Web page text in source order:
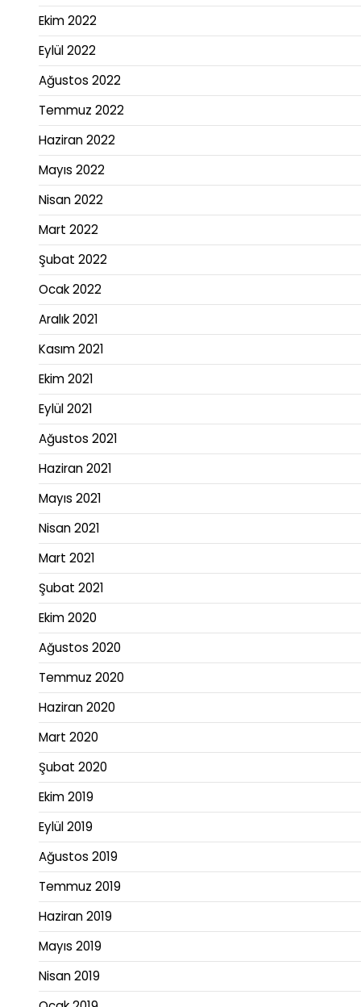
Ekim 2022
Eylül 2022
Ağustos 2022
Temmuz 2022
Haziran 2022
Mayıs 2022
Nisan 2022
Mart 2022
Şubat 2022
Ocak 2022
Aralık 2021
Kasım 2021
Ekim 2021
Eylül 2021
Ağustos 2021
Haziran 2021
Mayıs 2021
Nisan 2021
Mart 2021
Şubat 2021
Ekim 2020
Ağustos 2020
Temmuz 2020
Haziran 2020
Mart 2020
Şubat 2020
Ekim 2019
Eylül 2019
Ağustos 2019
Temmuz 2019
Haziran 2019
Mayıs 2019
Nisan 2019